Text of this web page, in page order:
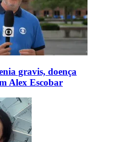
gravis, doença
Alex Escobar